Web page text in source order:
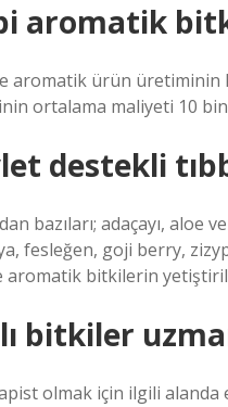
aromatik
aromatik ürün üretiminin
ortalama maliyeti 10 bin
destekli
bazıları; adaçayı, aloe
fesleğen, goji berry,
aromatik bitkilerin
bitkiler
olmak için ilgili alanda